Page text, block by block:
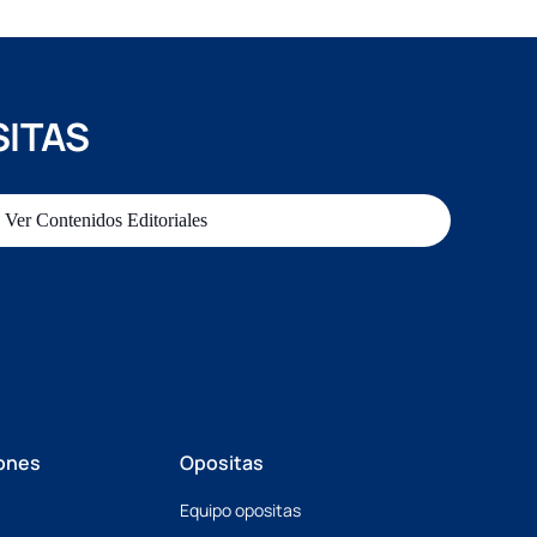
Ver Contenidos Editoriales
Opositas
Equipo opositas